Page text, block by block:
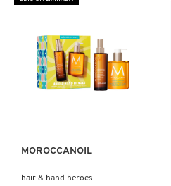
NEST New York
NUXE
Ver más
MOROCCANOIL
hair & hand heroes